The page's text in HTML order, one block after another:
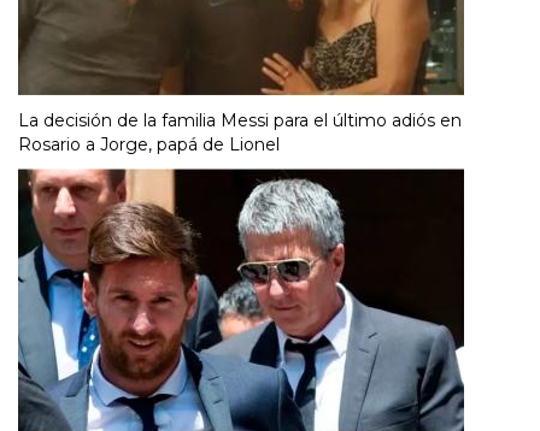
La decisión de la familia Messi para el último adiós en
Rosario a Jorge, papá de Lionel